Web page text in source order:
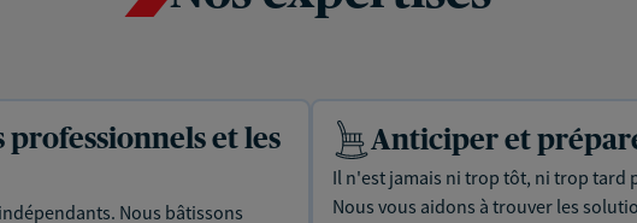
professionnels et les
Nous bâtissons
Anticiper et
Il n'est jamais ni trop tôt, ni trop tard
Nous vous aidons à trouver les